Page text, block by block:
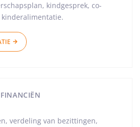
kindgesprek, co-
verdeling van bezittingen,